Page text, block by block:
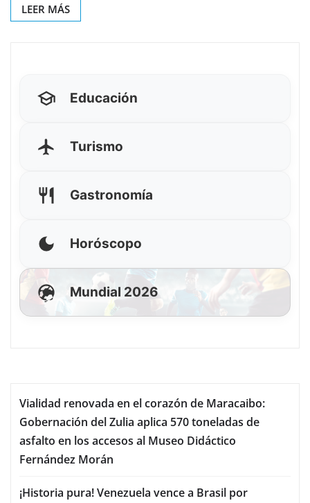
LEER MÁS
Educación
Turismo
Gastronomía
Horóscopo
Mundial 2026
Vialidad renovada en el corazón de Maracaibo:
Gobernación del Zulia aplica 570 toneladas de
asfalto en los accesos al Museo Didáctico
Fernández Morán
¡Historia pura! Venezuela vence a Brasil por